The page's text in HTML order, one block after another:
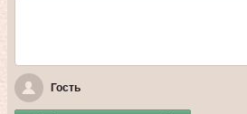
Гость